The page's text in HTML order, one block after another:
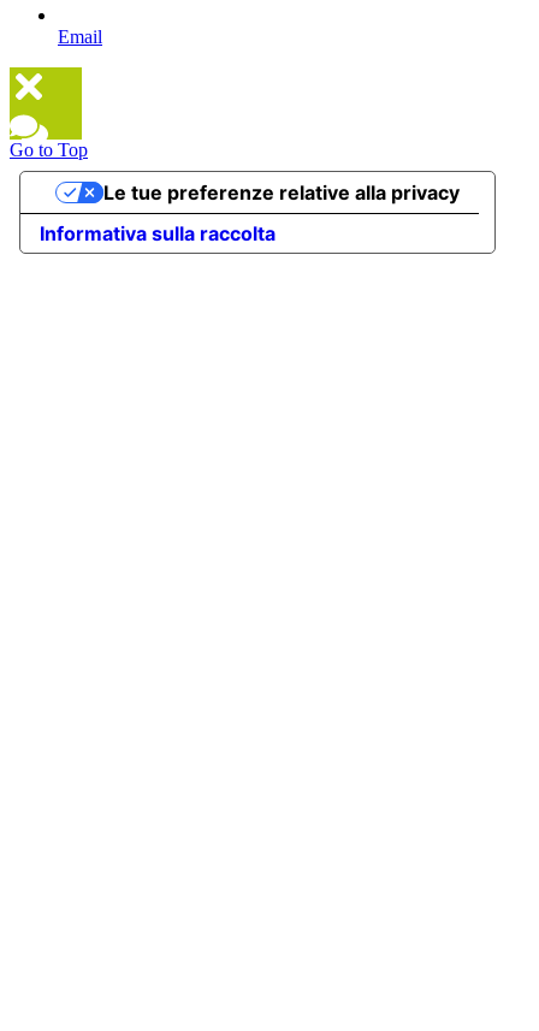
Email
Go to Top
Informativa sulla raccolta
Le tue preferenze relative alla privacy